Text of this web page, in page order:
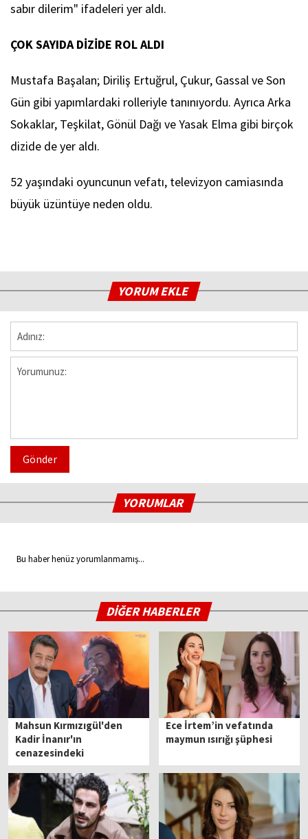
sabır dilerim" ifadeleri yer aldı.
ÇOK SAYIDA DİZİDE ROL ALDI
Mustafa Başalan; Diriliş Ertuğrul, Çukur, Gassal ve Son
Gün gibi yapımlardaki rolleriyle tanınıyordu. Ayrıca Arka
Sokaklar, Teşkilat, Gönül Dağı ve Yasak Elma gibi birçok
dizide de yer aldı.
52 yaşındaki oyuncunun vefatı, televizyon camiasında
büyük üzüntüye neden oldu.
YORUM EKLE
Gönder
YORUMLAR
Bu haber henüz yorumlanmamış...
DİĞER HABERLER
Mahsun Kırmızıgül'den
Kadir İnanır'ın
cenazesindeki
siyasetçilere tepki: Bari
burada geri planda
durmayı bilin!
Ece İrtem’in vefatında
maymun ısırığı şüphesi